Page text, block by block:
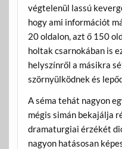
végtelenül lassú
hogy ami információt
20 oldalon, azt ő 150
holtak csarnokában is
helyszínről a másikra
szörnyülködnek és
A séma tehát nagyon
mégis simán bekajálja
dramaturgiai érzékét
nagyon hatásosan